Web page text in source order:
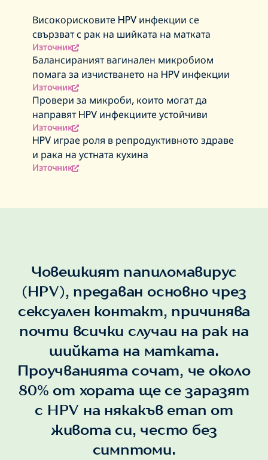
Високорисковите HPV инфекции се
свързват с рак на шийката на матката
Източник
Балансираният вагинален микробиом
помага за изчистването на HPV инфекции
Източник
Провери за микроби, които могат да
направят HPV инфекциите устойчиви
Източник
HPV играе роля в репродуктивното здраве
и рака на устната кухина
Източник
Човешкият папиломавирус
(HPV), предаван основно чрез
сексуален контакт, причинява
почти всички случаи на рак на
шийката на матката.
Проучванията сочат, че около
80% от хората ще се заразят
с HPV на някакъв етап от
живота си, често без
симптоми.